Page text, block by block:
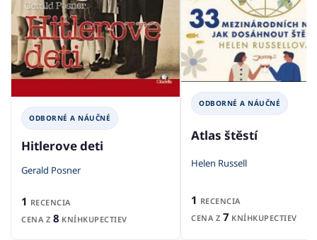
ODBORNÉ A NÁUČNÉ
Hitlerove deti
Gerald Posner
1 RECENCIA
CENA Z 8 KNÍHKUPECTIEV
ODBORNÉ A NÁUČNÉ
Atlas štěstí
Helen Russell
1 RECENCIA
CENA Z 7 KNÍHKUPECTIEV